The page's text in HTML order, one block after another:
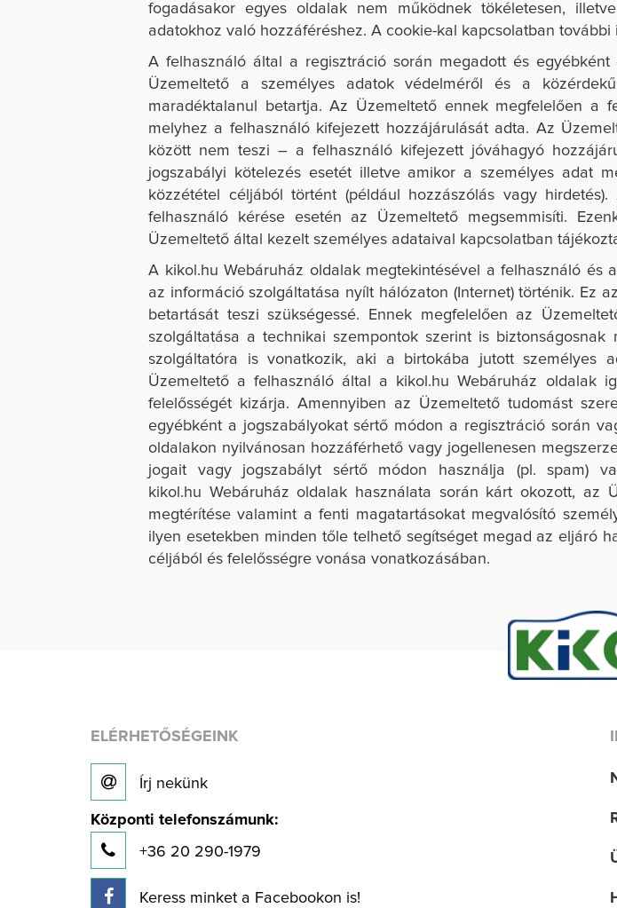
fogadásakor egyes oldalak nem működnek tökéletesen,
adatokhoz való hozzáféréshez. A cookie-kal kapcsolatban
A felhasználó által a regisztráció során megadott és
Üzemeltető a személyes adatok védelméről és a
maradéktalanul betartja. Az Üzemeltető ennek megfelelően
melyhez a felhasználó kifejezett hozzájárulását adta. Az
között nem teszi – a felhasználó kifejezett jóváhagyó
jogszabályi kötelezés esetét illetve amikor a személyes adat
közzététel céljából történt (például hozzászólás vagy
felhasználó kérése esetén az Üzemeltető megsemmisíti.
Üzemeltető által kezelt személyes adataival kapcsolatban
A kikol.hu Webáruház oldalak megtekintésével a felhasználó és
az információ szolgáltatása nyílt hálózaton (Internet) történik. Ez
betartását teszi szükségessé. Ennek megfelelően az
szolgáltatása a technikai szempontok szerint is biztonságosnak
szolgáltatóra is vonatkozik, aki a birtokába jutott személyes
Üzemeltető a felhasználó által a kikol.hu Webáruház oldalak
felelősségét kizárja. Amennyiben az Üzemeltető tudomást
egyébként a jogszabályokat sértő módon a regisztráció során
oldalakon nyilvánosan hozzáférhető vagy jogellenesen
jogait vagy jogszabályt sértő módon használja (pl. spam)
kikol.hu Webáruház oldalak használata során kárt okozott, az
megtérítése valamint a fenti magatartásokat megvalósító
ilyen esetekben minden tőle telhető segítséget megad az eljáró
céljából és felelősségre vonása vonatkozásában.
ELÉRHETŐSÉGEINK
Írj nekünk
Központi telefonszámunk:
+36 20 290-1979
Keress minket a Facebookon is!